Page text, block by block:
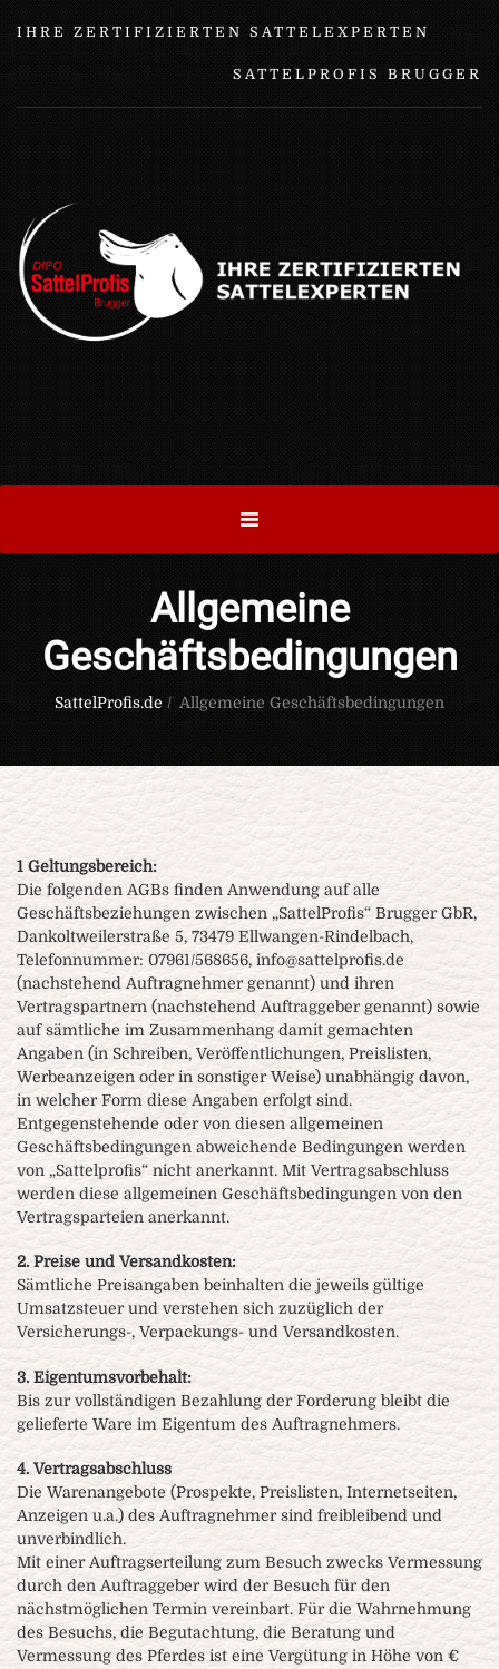
IHRE ZERTIFIZIERTEN SATTELEXPERTEN
SATTELPROFIS BRUGGER
Allgemeine
Geschäftsbedingungen
SattelProfis.de / Allgemeine Geschäftsbedingungen
1 Geltungsbereich:
Die folgenden AGBs finden Anwendung auf alle
Geschäftsbeziehungen zwischen „SattelProfis“ Brugger GbR,
Dankoltweilerstraße 5, 73479 Ellwangen-Rindelbach,
Telefonnummer: 07961/568656, info@sattelprofis.de
(nachstehend Auftragnehmer genannt) und ihren
Vertragspartnern (nachstehend Auftraggeber genannt) sowie
auf sämtliche im Zusammenhang damit gemachten
Angaben (in Schreiben, Veröffentlichungen, Preislisten,
Werbeanzeigen oder in sonstiger Weise) unabhängig davon,
in welcher Form diese Angaben erfolgt sind.
Entgegenstehende oder von diesen allgemeinen
Geschäftsbedingungen abweichende Bedingungen werden
von „Sattelprofis“ nicht anerkannt. Mit Vertragsabschluss
werden diese allgemeinen Geschäftsbedingungen von den
Vertragsparteien anerkannt.
2. Preise und Versandkosten:
Sämtliche Preisangaben beinhalten die jeweils gültige
Umsatzsteuer und verstehen sich zuzüglich der
Versicherungs-, Verpackungs- und Versandkosten.
3. Eigentumsvorbehalt:
Bis zur vollständigen Bezahlung der Forderung bleibt die
gelieferte Ware im Eigentum des Auftragnehmers.
4. Vertragsabschluss
Die Warenangebote (Prospekte, Preislisten, Internetseiten,
Anzeigen u.a.) des Auftragnehmer sind freibleibend und
unverbindlich.
Mit einer Auftragserteilung zum Besuch zwecks Vermessung
durch den Auftraggeber wird der Besuch für den
nächstmöglichen Termin vereinbart. Für die Wahrnehmung
des Besuchs, die Begutachtung, die Beratung und
Vermessung des Pferdes ist eine Vergütung in Höhe von €